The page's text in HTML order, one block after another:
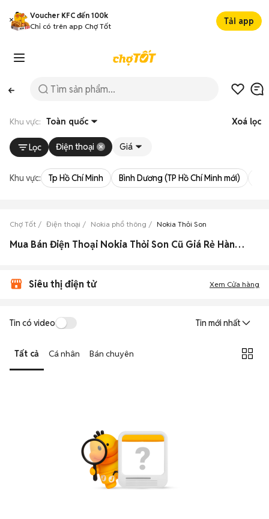
Voucher KFC đến 100k
Chỉ có trên app Chợ Tốt
Tải app
Khu vực: Toàn quốc Xoá lọc
Lọc Điện thoại Giá
Khu vực: Tp Hồ Chí Minh Bình Dương (TP Hồ Chí Minh mới)
Chợ Tốt Điện thoại Nokia phổ thông Nokia Thỏi Son
Mua Bán Điện Thoại Nokia Thỏi Son Cũ Giá Rẻ Hàng Chính Hãng
Siêu thị điện tử Xem Cửa hàng
Tin có video Tin mới nhất
Tất cả Cá nhân Bán chuyên